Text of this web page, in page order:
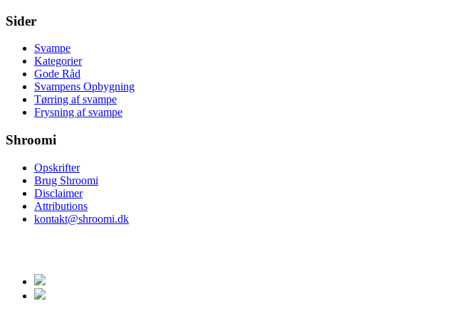
Sider
Svampe
Kategorier
Gode Råd
Svampens Opbygning
Tørring af svampe
Frysning af svampe
Shroomi
Opskrifter
Brug Shroomi
Disclaimer
Attributions
kontakt@shroomi.dk